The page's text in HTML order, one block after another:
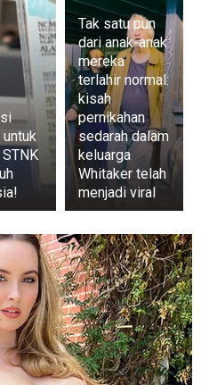
Tak satu pun
dari anak-anak
mereka
terlahir normal:
kisah
pernikahan
sedarah dalam
keluarga
Whitaker telah
menjadi viral